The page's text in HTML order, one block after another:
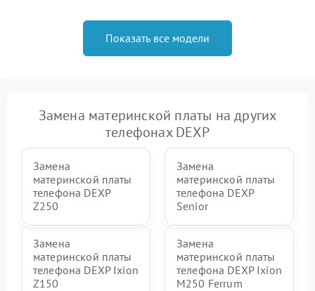
Показать все модели
Замена материнской платы на других
телефонах DEXP
Замена
материнской платы
телефона DEXP
Z250
Замена
материнской платы
телефона DEXP
Senior
Замена
материнской платы
телефона DEXP Ixion
Z150
Замена
материнской платы
телефона DEXP Ixion
M250 Ferrum